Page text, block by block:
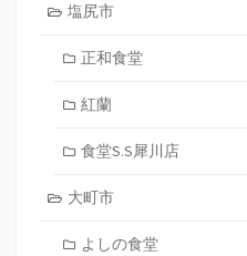
塩尻市
正和食堂
紅蘭
食堂S.S犀川店
大町市
よしの食堂